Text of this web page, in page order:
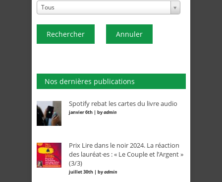
Tous
Rechercher Annuler
Nos dernières publications
Spotify rebat les cartes du livre audio
janvier 6th | byadmin
Prix Lire dans le noir 2024. La réaction
des lauréat·es : « Le Couple et l’Argent »
(3/3)
juillet 30th | byadmin